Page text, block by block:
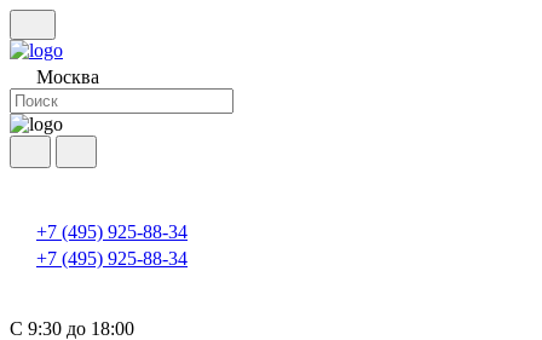
Москва
+7 (495) 925-88-34
+7 (495) 925-88-34
С 9:30 до 18:00